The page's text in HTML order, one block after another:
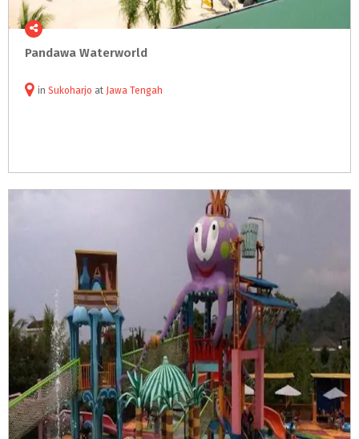
Pandawa Waterworld
in Sukoharjo at Jawa Tengah